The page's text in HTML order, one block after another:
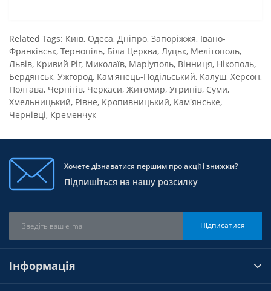
Related Tags: Київ, Одеса, Дніпро, Запоріжжя, Івано-
Франківськ, Тернопіль, Біла Церква, Луцьк, Мелітополь,
Львів, Кривий Ріг, Миколаїв, Маріуполь, Вінниця, Нікополь,
Бердянськ, Ужгород, Кам'янець-Подільський, Калуш, Херсон,
Полтава, Чернігів, Черкаси, Житомир, Угринів, Суми,
Хмельницький, Рівне, Кропивницький, Кам'янське,
Чернівці, Кременчук
Хочете дізнаватися першим про акції і знижки?
Підпишіться на нашу розсилку
Підписатися
Інформація